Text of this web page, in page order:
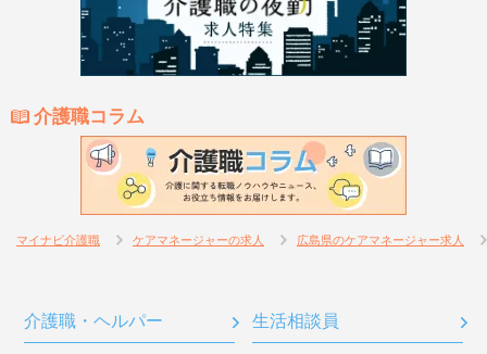
介護職コラム
マイナビ介護職 ケアマネージャーの求人 広島県のケアマネージャー求人
介護職・ヘルパー 生活相談員